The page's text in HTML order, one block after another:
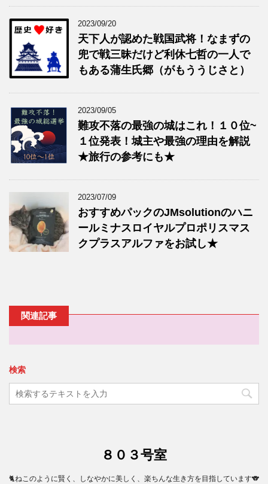
2023/09/20
天下人が認めた戦国武将！なまずの
兜で戦三昧だけど利休七哲の一人で
もある蒲生氏郷（がもううじさと）
2023/09/05
難攻不落の最強の城はこれ！１０位~
１位発表！城主や最強の理由を解説
★旅行の参考にも★
2023/07/09
おすすめパックのJMsolutionのハニ
ールミナスロイヤルプロポリスマス
クプラスアルファをお試し★
関連記事
検索
８０３号室
🐈ねこのように賢く、しなやかに美しく、楽ちんな生き方を目指しています🐨